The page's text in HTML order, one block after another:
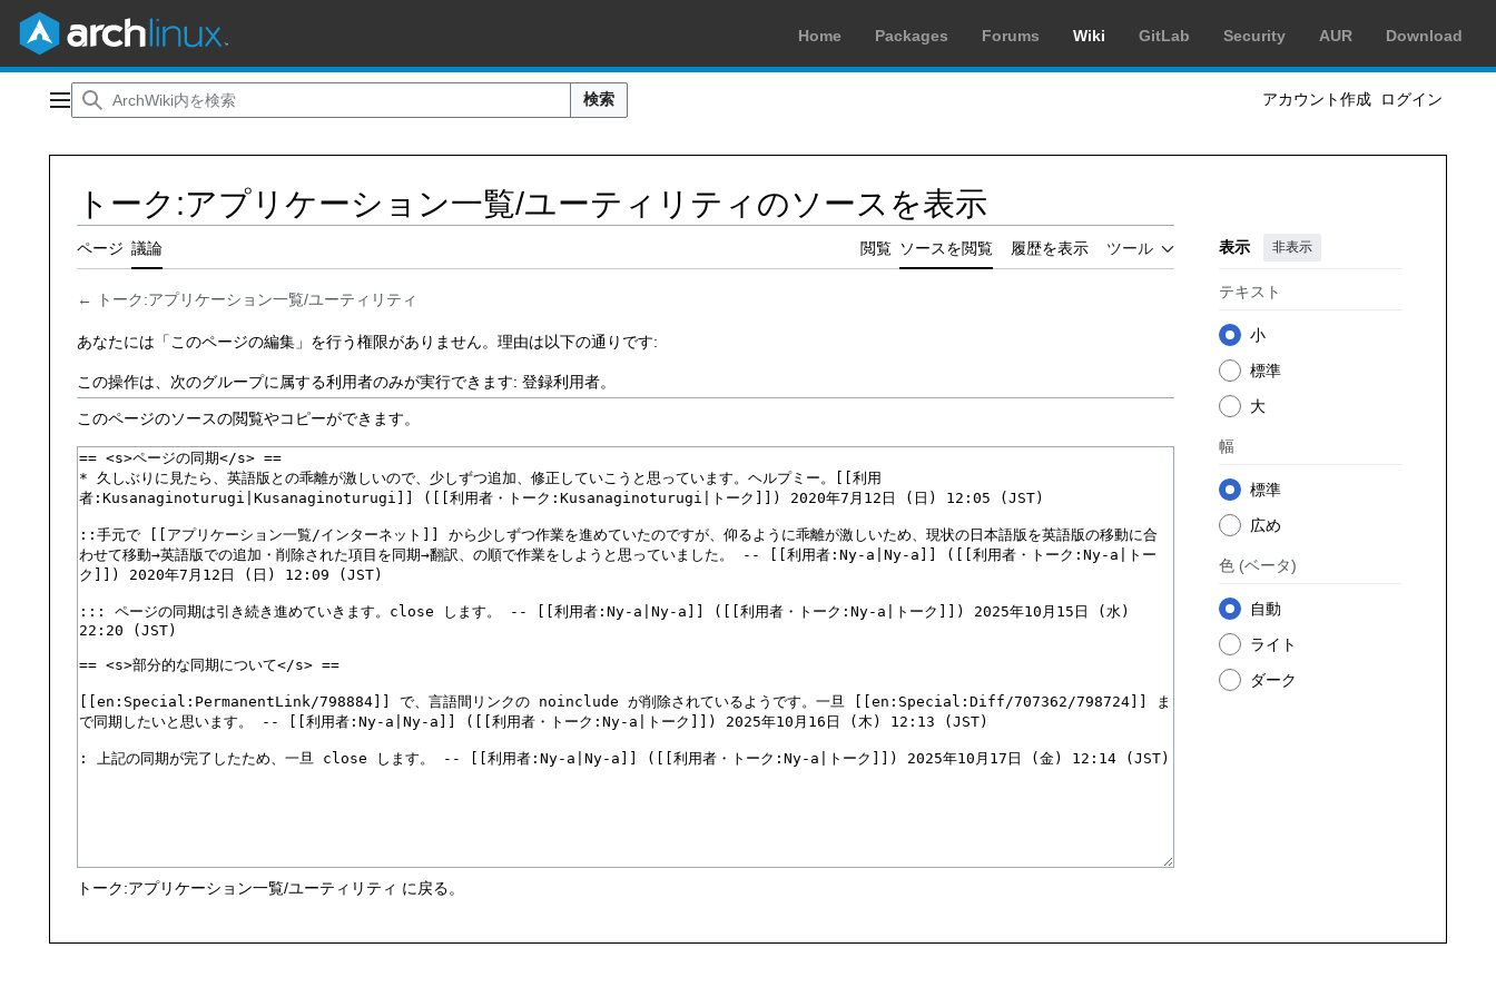
Home Packages Forums Wiki GitLab Security AUR Download
メインメニュー 検索 アカウント作成 ログイン
トーク:アプリケーション一覧/ユーティリティのソースを表示
ページ 議論 閲覧 ソースを閲覧 履歴を表示 ツール 表示 非表示
テキスト
小
標準
大
幅
標準
広め
色 (ベータ)
自動
ライト
ダーク
← トーク:アプリケーション一覧/ユーティリティ
あなたには「このページの編集」を行う権限がありません。理由は以下の通りです:
この操作は、次のグループに属する利用者のみが実行できます: 登録利用者。
このページのソースの閲覧やコピーができます。
トーク:アプリケーション一覧/ユーティリティ に戻る。